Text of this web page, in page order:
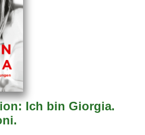
Ich bin Giorgia.